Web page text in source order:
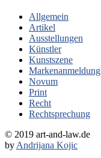
Allgemein
Artikel
Ausstellungen
Künstler
Kunstszene
Markenanmeldung
Novum
Print
Recht
Rechtsprechung
© 2019 art-and-law.de
by Andrijana Kojic